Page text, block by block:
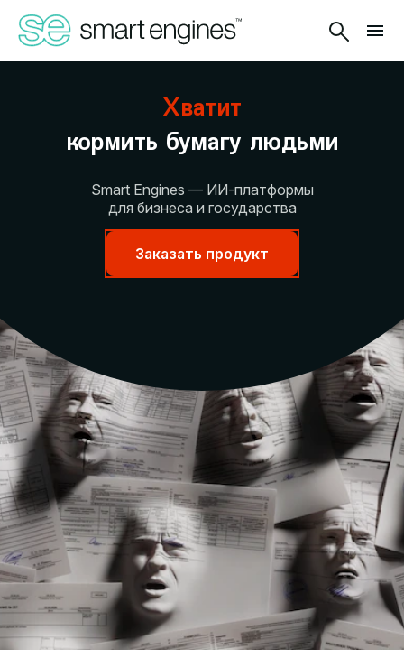
Хватит
кормить бумагу людьми
Smart Engines — ИИ-платформы
для бизнеса и государства
Заказать продукт